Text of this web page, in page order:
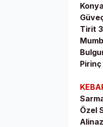
Tirit
Pirinç
Özel